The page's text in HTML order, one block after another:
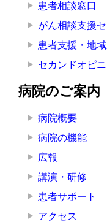
患者相談窓口
がん相談支援
患者支援・地
セカンドオピ
病院のご案内
病院概要
病院の機能
広報
講演・研修
患者サポート
アクセス